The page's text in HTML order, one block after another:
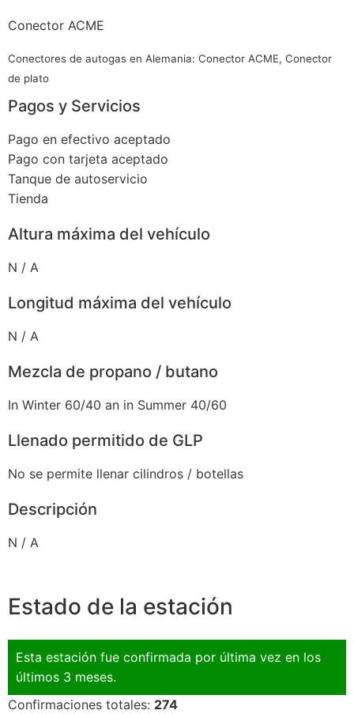
Conector ACME
Conectores de autogas en Alemania: Conector ACME, Conector
de plato
Pagos y Servicios
Pago en efectivo aceptado
Pago con tarjeta aceptado
Tanque de autoservicio
Tienda
Altura máxima del vehículo
N / A
Longitud máxima del vehículo
N / A
Mezcla de propano / butano
In Winter 60/40 an in Summer 40/60
Llenado permitido de GLP
No se permite llenar cilindros / botellas
Descripción
N / A
Estado de la estación
Esta estación fue confirmada por última vez en los
últimos 3 meses.
Confirmaciones totales: 274